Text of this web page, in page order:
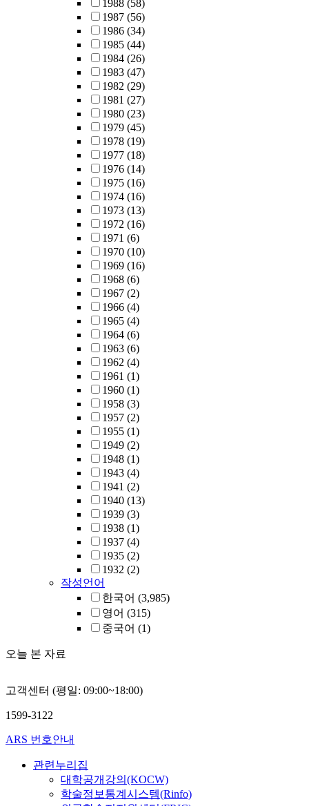
1988 (58)
1987 (56)
1986 (34)
1985 (44)
1984 (26)
1983 (47)
1982 (29)
1981 (27)
1980 (23)
1979 (45)
1978 (19)
1977 (18)
1976 (14)
1975 (16)
1974 (16)
1973 (13)
1972 (16)
1971 (6)
1970 (10)
1969 (16)
1968 (6)
1967 (2)
1966 (4)
1965 (4)
1964 (6)
1963 (6)
1962 (4)
1961 (1)
1960 (1)
1958 (3)
1957 (2)
1955 (1)
1949 (2)
1948 (1)
1943 (4)
1941 (2)
1940 (13)
1939 (3)
1938 (1)
1937 (4)
1935 (2)
1932 (2)
작성언어
한국어 (3,985)
영어 (315)
중국어 (1)
오늘 본 자료
고객센터 (평일: 09:00~18:00)
1599-3122
ARS 번호안내
관련누리집
대학공개강의(KOCW)
학술정보통계시스템(Rinfo)